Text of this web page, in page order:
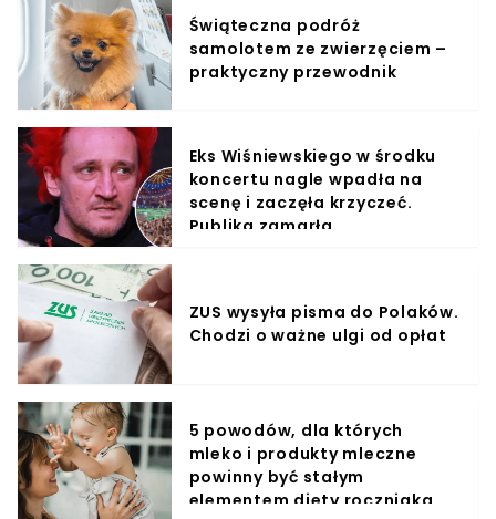
Świąteczna podróż
samolotem ze zwierzęciem –
praktyczny przewodnik
Eks Wiśniewskiego w środku
koncertu nagle wpadła na
scenę i zaczęła krzyczeć.
Publika zamarła
ZUS wysyła pisma do Polaków.
Chodzi o ważne ulgi od opłat
5 powodów, dla których
mleko i produkty mleczne
powinny być stałym
elementem diety roczniaka